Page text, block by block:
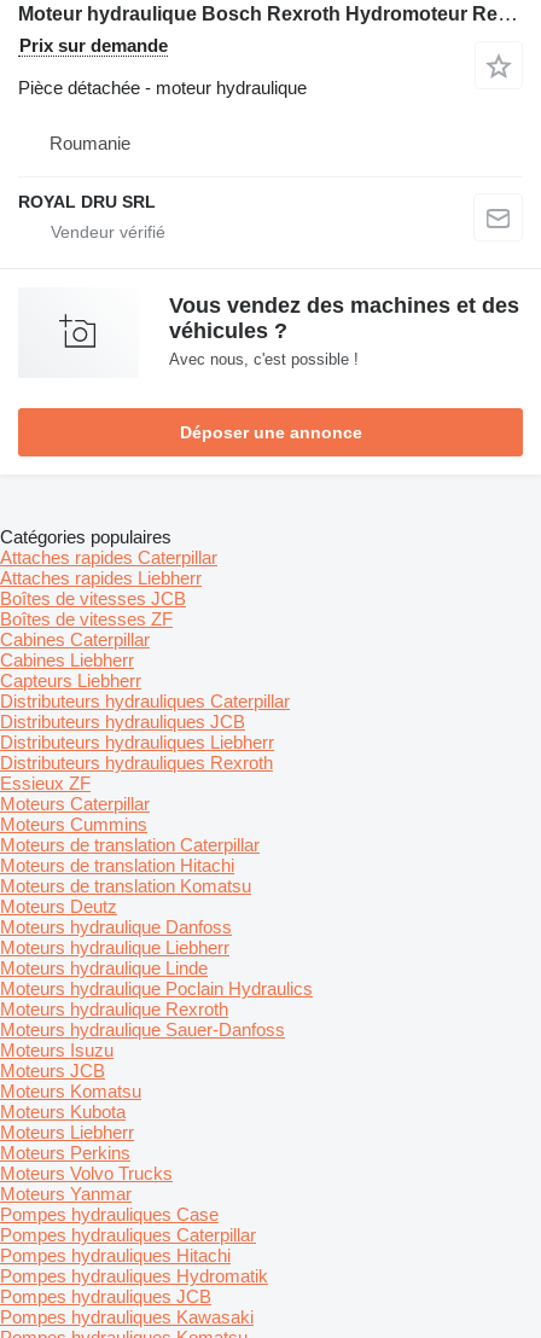
Moteur hydraulique Bosch Rexroth Hydromoteur Rexroth pour matériel de TP Bosch A2FM 45
Prix sur demande
Pièce détachée - moteur hydraulique
Roumanie
ROYAL DRU SRL
Vous vendez des machines et des
véhicules ?
Avec nous, c'est possible !
Déposer une annonce
Catégories populaires
Attaches rapides Caterpillar
Attaches rapides Liebherr
Boîtes de vitesses JCB
Boîtes de vitesses ZF
Cabines Caterpillar
Cabines Liebherr
Capteurs Liebherr
Distributeurs hydrauliques Caterpillar
Distributeurs hydrauliques JCB
Distributeurs hydrauliques Liebherr
Distributeurs hydrauliques Rexroth
Essieux ZF
Moteurs Caterpillar
Moteurs Cummins
Moteurs de translation Caterpillar
Moteurs de translation Hitachi
Moteurs de translation Komatsu
Moteurs Deutz
Moteurs hydraulique Danfoss
Moteurs hydraulique Liebherr
Moteurs hydraulique Linde
Moteurs hydraulique Poclain Hydraulics
Moteurs hydraulique Rexroth
Moteurs hydraulique Sauer-Danfoss
Moteurs Isuzu
Moteurs JCB
Moteurs Komatsu
Moteurs Kubota
Moteurs Liebherr
Moteurs Perkins
Moteurs Volvo Trucks
Moteurs Yanmar
Pompes hydrauliques Case
Pompes hydrauliques Caterpillar
Pompes hydrauliques Hitachi
Pompes hydrauliques Hydromatik
Pompes hydrauliques JCB
Pompes hydrauliques Kawasaki